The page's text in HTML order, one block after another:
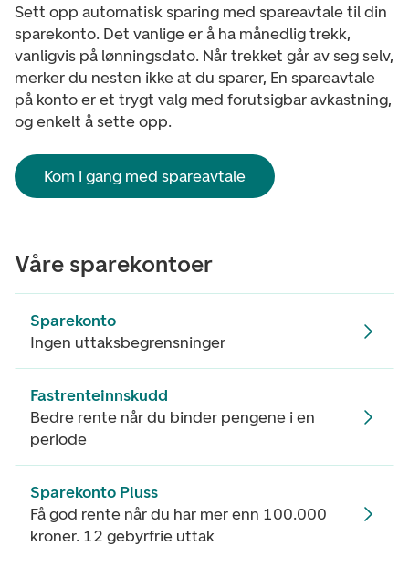
Sett opp automatisk sparing med spareavtale til din
sparekonto. Det vanlige er å ha månedlig trekk,
vanligvis på lønningsdato. Når trekket går av seg selv,
merker du nesten ikke at du sparer, En spareavtale
på konto er et trygt valg med forutsigbar avkastning,
og enkelt å sette opp.
Kom i gang med spareavtale
Våre sparekontoer
Sparekonto
Ingen uttaksbegrensninger
Fastrenteinnskudd
Bedre rente når du binder pengene i en
periode
Sparekonto Pluss
Få god rente når du har mer enn 100.000
kroner. 12 gebyrfrie uttak